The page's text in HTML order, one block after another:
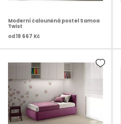
Moderní čalouněná postel Samoa
Twist
od19 667 Kč